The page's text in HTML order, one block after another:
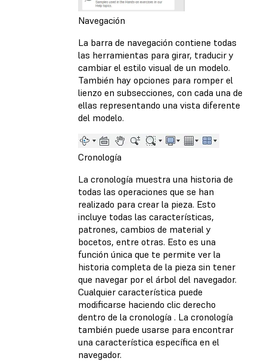
Navegación
La barra de navegación contiene todas
las herramientas para girar, traducir y
cambiar el estilo visual de un modelo.
También hay opciones para romper el
lienzo en subsecciones, con cada una de
ellas representando una vista diferente
del modelo.
Cronología
La cronología muestra una historia de
todas las operaciones que se han
realizado para crear la pieza. Esto
incluye todas las características,
patrones, cambios de material y
bocetos, entre otras. Esto es una
función única que te permite ver la
historia completa de la pieza sin tener
que navegar por el árbol del navegador.
Cualquier característica puede
modificarse haciendo clic derecho
dentro de la cronología . La cronología
también puede usarse para encontrar
una característica específica en el
navegador.